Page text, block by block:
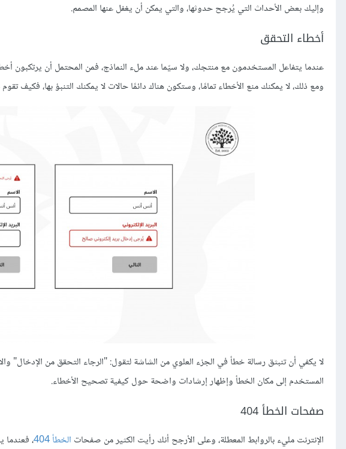
وإليك بعض الأحداث التي يُرجح حدوثها، والتي يمكن أن يغفل عنها المصمم.
أخطاء التحقق
عندما يتفاعل المستخدمون مع منتجك، ولا سيّما عند ملء النماذج، فمن المحتمل أن يرتكبون
ومع ذلك، لا يمكنك منع الأخطاء تمامًا، وستكون هناك دائمًا حالات لا يمكنك التنبؤ بها، فكيف
لا يكفي أن تنبثق رسالة خطأ في الجزء العلوي من الشاشة لتقول: "الرجاء التحقق من الإدخال"
المستخدم إلى مكان الخطأ وإظهار إرشادات واضحة حول كيفية تصحيح الأخطاء.
صفحات الخطأ 404
الإنترنت مليء بالروابط المعطلة، وعلى الأرجح أنك رأيت الكثير من صفحات الخطأ 404
،